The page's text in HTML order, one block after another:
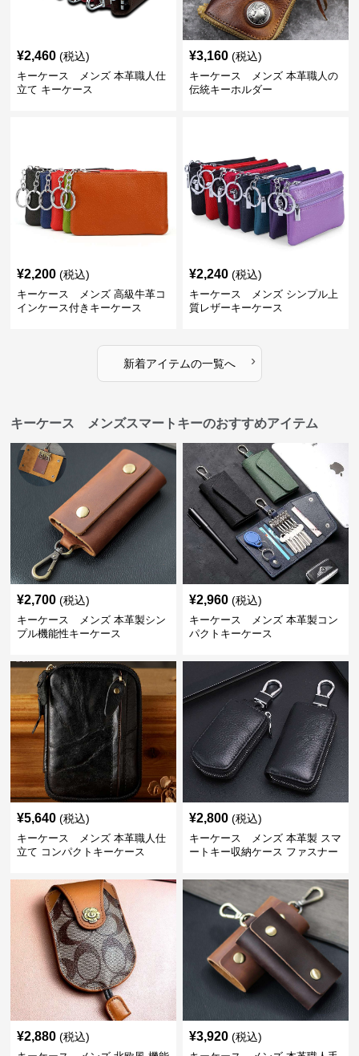
¥2,460 (税込)
キーケース メンズ 本革職人仕
立て キーケース
¥3,160 (税込)
キーケース メンズ 本革職人の
伝統キーホルダー
¥2,200 (税込)
キーケース メンズ 高級牛革コ
インケース付きキーケース
¥2,240 (税込)
キーケース メンズ シンプル上
質レザーキーケース
新着アイテムの一覧へ ›
キーケース メンズスマートキーのおすすめアイテム
¥2,700 (税込)
キーケース メンズ 本革製シン
プル機能性キーケース
¥2,960 (税込)
キーケース メンズ 本革製コン
パクトキーケース
¥5,640 (税込)
キーケース メンズ 本革職人仕
立て コンパクトキーケース
¥2,800 (税込)
キーケース メンズ 本革製 スマ
ートキー収納ケース ファスナー
¥2,880 (税込) ¥3,920 (税込)